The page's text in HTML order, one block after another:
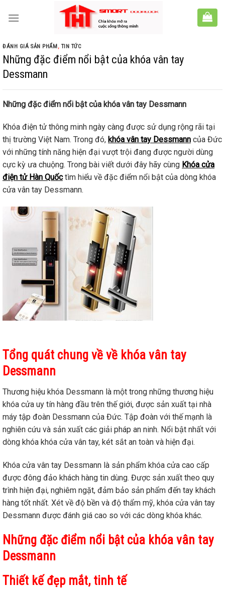
ĐÁNH GIÁ SẢN PHẨM, TIN TỨC
Những đặc điểm nổi bật của khóa vân tay
Dessmann
Những đặc điểm nổi bật của khóa vân tay Dessmann
Khóa điện tử thông minh ngày càng được sử dụng rộng rãi tại
thị trường Việt Nam. Trong đó, khóa vân tay Dessmann của Đức
với những tính năng hiện đại vượt trội đang được người dùng
cực kỳ ưa chuộng. Trong bài viết dưới đây hãy cùng Khóa cửa
điện tử Hàn Quốctìm hiểu về đặc điểm nổi bật của dòng khóa
cửa vân tay Dessmann.
Tổng quát chung về về khóa vân tay
Dessmann
Thương hiệu khóa Dessmann là một trong những thương hiệu
khóa cửa uy tín hàng đầu trên thế giới, được sản xuất tại nhà
máy tập đoàn Dessmann của Đức. Tập đoàn với thế mạnh là
nghiên cứu và sản xuất các giải pháp an ninh. Nổi bật nhất với
dòng khóa khóa cửa vân tay, két sắt an toàn và hiện đại.
Khóa cửa vân tay Dessmann là sản phẩm khóa cửa cao cấp
được đông đảo khách hàng tin dùng. Được sản xuất theo quy
trình hiện đại, nghiêm ngặt, đảm bảo sản phẩm đến tay khách
hàng tốt nhất. Xét về độ bền và độ thẩm mỹ, khóa cửa vân tay
Dessmann được đánh giá cao so với các dòng khóa khác.
Những đặc điểm nổi bật của khóa vân tay
Dessmann
Thiết kế đẹp mắt, tinh tế